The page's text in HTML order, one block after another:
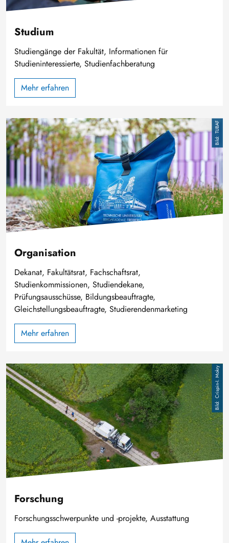
Studium
Studiengänge der Fakultät, Informationen für
Studieninteressierte, Studienfachberatung
Mehr erfahren
Image TUBAF
Organisation
Dekanat, Fakultätsrat, Fachschaftsrat,
Studienkommissionen, Studiendekane,
Prüfungsausschüsse, Bildungsbeauftragte,
Gleichstellungsbeauftragte, Studierendenmarketing
Mehr erfahren
Image Crispin-I. Mokry
Forschung
Forschungsschwerpunkte und -projekte, Ausstattung